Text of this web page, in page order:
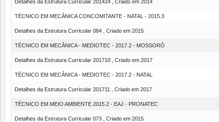
Detalhes da Estrutura Curricular 201424 , Criado em 2014
TÉCNICO EM MECÂNICA CONCOMITANTE - NATAL - 2015.3
Detalhes da Estrutura Curricular 084 , Criado em 2015
TÉCNICO EM MECÂNICA - MEDIOTEC - 2017.2 - MOSSORÓ
Detalhes da Estrutura Curricular 201710 , Criado em 2017
TÉCNICO EM MECÂNICA - MEDIOTEC - 2017.2 - NATAL
Detalhes da Estrutura Curricular 201711 , Criado em 2017
TÉCNICO EM MEIO AMBIENTE 2015.2 - EAJ - PRONATEC
Detalhes da Estrutura Curricular 073 , Criado em 2015